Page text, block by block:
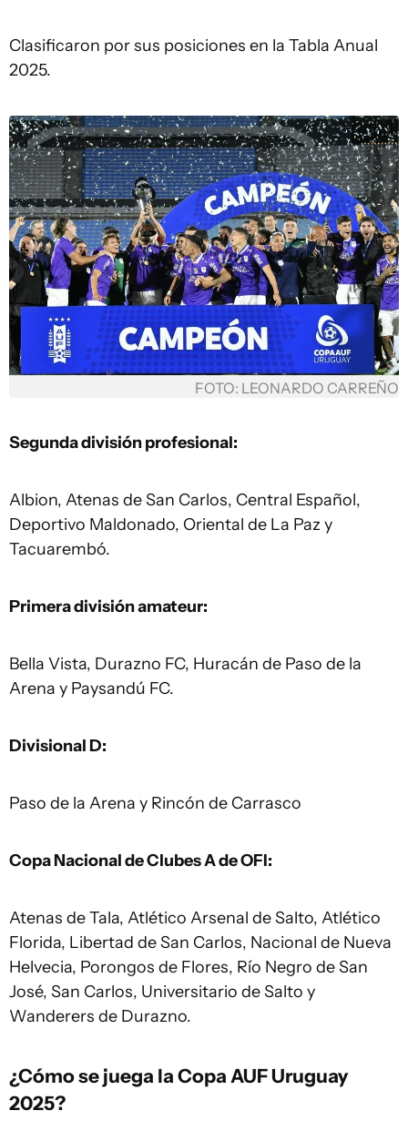
Clasificaron por sus posiciones en la Tabla Anual
2025.
FOTO: LEONARDO CARREÑO
Segunda división profesional:
Albion, Atenas de San Carlos, Central Español,
Deportivo Maldonado, Oriental de La Paz y
Tacuarembó.
Primera división amateur:
Bella Vista, Durazno FC, Huracán de Paso de la
Arena y Paysandú FC.
Divisional D:
Paso de la Arena y Rincón de Carrasco
Copa Nacional de Clubes A de OFI:
Atenas de Tala, Atlético Arsenal de Salto, Atlético
Florida, Libertad de San Carlos, Nacional de Nueva
Helvecia, Porongos de Flores, Río Negro de San
José, San Carlos, Universitario de Salto y
Wanderers de Durazno.
¿Cómo se juega la Copa AUF Uruguay
2025?